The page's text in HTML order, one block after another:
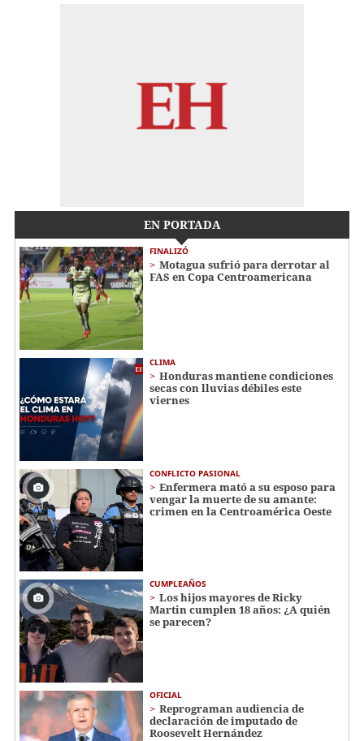
EN PORTADA
FINALIZÓ
Motagua sufrió para derrotar al
FAS en Copa Centroamericana
CLIMA
Honduras mantiene condiciones
secas con lluvias débiles este
viernes
CONFLICTO PASIONAL
Enfermera mató a su esposo para
vengar la muerte de su amante:
crimen en la Centroamérica Oeste
CUMPLEAÑOS
Los hijos mayores de Ricky
Martin cumplen 18 años: ¿A quién
se parecen?
OFICIAL
Reprograman audiencia de
declaración de imputado de
Roosevelt Hernández